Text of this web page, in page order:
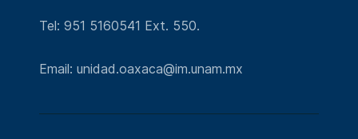
Tel: 951 5160541 Ext. 550.
Email: unidad.oaxaca@im.unam.mx